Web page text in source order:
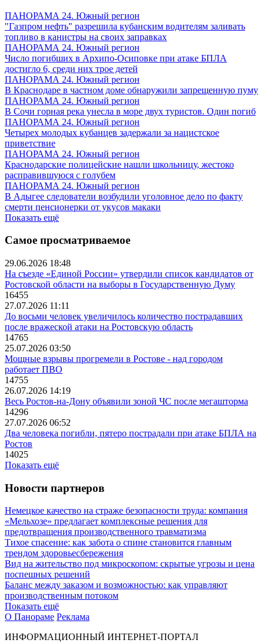
ПАНОРАМА 24. Южный регион
"Газпром нефть" разрешила кубанским водителям заливать
топливо в канистры на своих заправках
ПАНОРАМА 24. Южный регион
Число погибших в Архипо-Осиповке при атаке БПЛА
достигло 6, среди них трое детей
ПАНОРАМА 24. Южный регион
В Краснодаре в частном доме обнаружили запрещенную пуму
ПАНОРАМА 24. Южный регион
В Сочи горная река унесла в море двух туристов. Один погиб
ПАНОРАМА 24. Южный регион
Четырех молодых кубанцев задержали за нацистское
приветствие
ПАНОРАМА 24. Южный регион
Краснодарские полицейские нашли школьницу, жестоко
расправившуюся с голубем
ПАНОРАМА 24. Южный регион
В Адыгее следователи возбудили уголовное дело по факту
смерти пенсионерки от укусов макаки
Показать ещё
Самое просматриваемое
29.06.2026 18:48
На съезде «Единой России» утвердили список кандидатов от
Ростовской области на выборы в Государственную Думу
16455
27.07.2026 11:11
До восьми человек увеличилось количество пострадавших
после вражеской атаки на Ростовскую область
14765
25.07.2026 03:50
Мощные взрывы прогремели в Ростове - над городом
работает ПВО
14755
26.07.2026 14:19
Весь Ростов-на-Дону объявили зоной ЧС после мегашторма
14296
27.07.2026 06:52
Два человека погибли, пятеро пострадали при атаке БПЛА на
Ростов
14025
Показать ещё
Новости партнеров
Немецкое качество на страже безопасности труда: компания
«Мельхозе» предлагает комплексные решения для
предотвращения производственного травматизма
Тихое спасение: как забота о спине становится главным
трендом здоровьесбережения
Вид на жительство под микроскопом: скрытые угрозы и цена
поспешных решений
Баланс между заказом и возможностью: как управляют
производственным потоком
Показать ещё
О Панораме Реклама
ИНФОРМАЦИОННЫЙ ИНТЕРНЕТ-ПОРТАЛ